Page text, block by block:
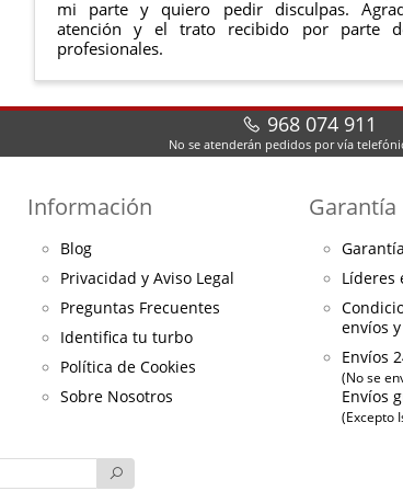
mi parte y quiero pedir disculpas.
atención y el trato recibido por parte
profesionales.
968 074 911
No se atenderán pedidos por vía
Información
Blog
Privacidad y Aviso Legal
Preguntas Frecuentes
Identifica tu turbo
Política de Cookies
Sobre Nosotros
Garantía
Líderes
envíos
Envíos
(No se
Envíos
(Excepto